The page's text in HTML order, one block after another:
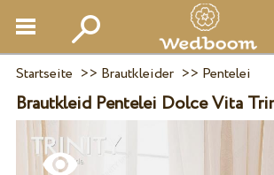
Startseite >> Brautkleider>> Pentelei
Brautkleid Pentelei Dolce Vita